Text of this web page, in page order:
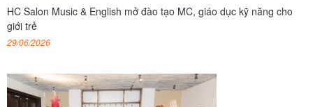
HC Salon Music & English mở đào tạo MC, giáo dục kỹ năng cho
giới trẻ
29/06/2026